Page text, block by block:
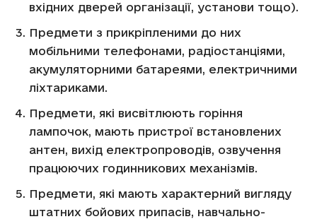
вхідних дверей організації, установи тощо).
Предмети з прикріпленими до них
мобільними телефонами, радіостанціями,
акумуляторними батареями, електричними
ліхтариками.
Предмети, які висвітлюють горіння
лампочок, мають пристрої встановлених
антен, вихід електропроводів, озвучення
працюючих годинникових механізмів.
Предмети, які мають характерний вигляду
штатних бойових припасів, навчально-